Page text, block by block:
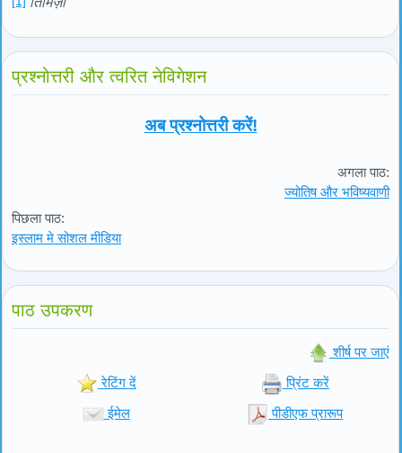
प्रश्नोत्तरी और त्वरित नेविगेशन
अब प्रश्नोत्तरी करें!
पिछला पाठ:
इस्लाम मे सोशल मीडिया
अगला पाठ:
ज्योतिष और भविष्यवाणी
पाठ उपकरण
शीर्ष पर जाएं
रेटिंग दें प्रिंट करें
ईमेल पीडीएफ प्रारूप